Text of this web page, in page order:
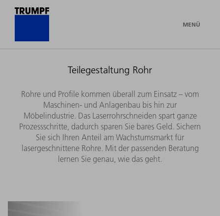
MENÜ
Teilegestaltung Rohr
Rohre und Profile kommen überall zum Einsatz – vom
Maschinen- und Anlagenbau bis hin zur
Möbelindustrie. Das Laserrohrschneiden spart ganze
Prozessschritte, dadurch sparen Sie bares Geld. Sichern
Sie sich Ihren Anteil am Wachstumsmarkt für
lasergeschnittene Rohre. Mit der passenden Beratung
lernen Sie genau, wie das geht.